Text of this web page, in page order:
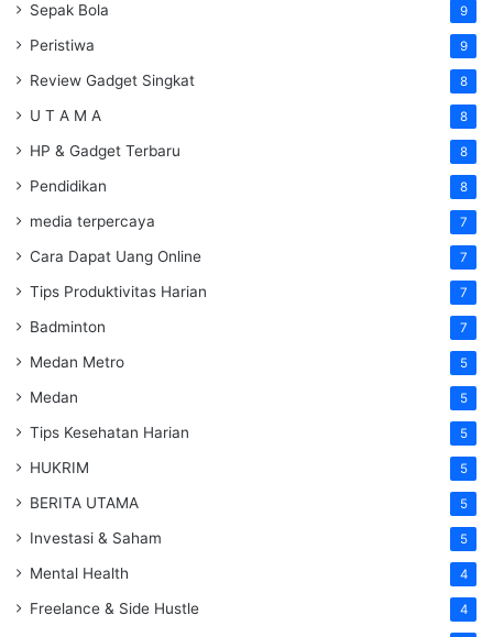
Sepak Bola 9
Peristiwa 9
Review Gadget Singkat 8
U T A M A 8
HP & Gadget Terbaru 8
Pendidikan 8
media terpercaya 7
Cara Dapat Uang Online 7
Tips Produktivitas Harian 7
Badminton 7
Medan Metro 5
Medan 5
Tips Kesehatan Harian 5
HUKRIM 5
BERITA UTAMA 5
Investasi & Saham 5
Mental Health 4
Freelance & Side Hustle 4